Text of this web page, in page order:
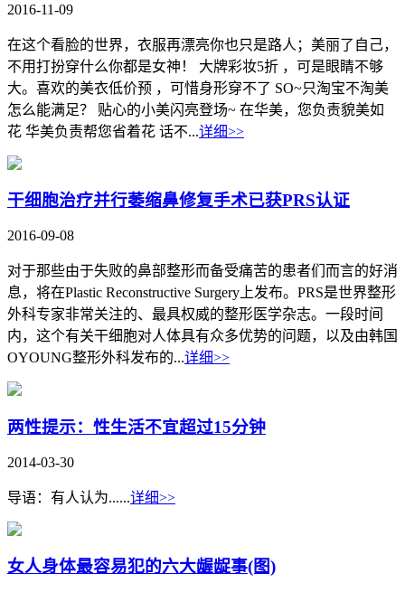
2016-11-09
在这个看脸的世界，衣服再漂亮你也只是路人；美丽了自己，
不用打扮穿什么你都是女神！ 大牌彩妆5折 ，可是眼睛不够
大。喜欢的美衣低价预 ，可惜身形穿不了 SO~只淘宝不淘美
怎么能满足？ 贴心的小美闪亮登场~ 在华美，您负责貌美如
花 华美负责帮您省着花 话不...详细>>
干细胞治疗并行萎缩鼻修复手术已获PRS认证
2016-09-08
对于那些由于失败的鼻部整形而备受痛苦的患者们而言的好消
息，将在Plastic Reconstructive Surgery上发布。PRS是世界整形
外科专家非常关注的、最具权威的整形医学杂志。一段时间
内，这个有关干细胞对人体具有众多优势的问题，以及由韩国
OYOUNG整形外科发布的...详细>>
两性提示：性生活不宜超过15分钟
2014-03-30
导语：有人认为......详细>>
女人身体最容易犯的六大龌龊事(图)